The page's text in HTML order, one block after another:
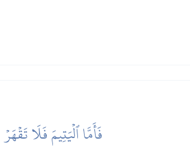
فَأَمَّا ٱلۡيَتِيمَ فَلَا تَقۡهَرۡ